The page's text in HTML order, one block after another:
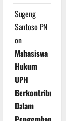
Sugeng
Santoso PN
on
Mahasiswa
Hukum
UPH
Berkontribusi
Dalam